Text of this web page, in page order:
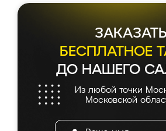
ЗАКАЗАТЬ
БЕСПЛАТНОЕ
ДО НАШЕГО
Из любой точки
Московской